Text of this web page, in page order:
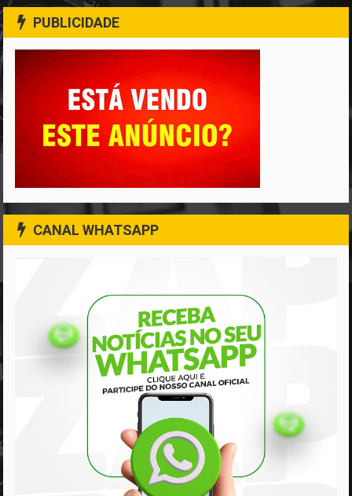
PUBLICIDADE
CANAL WHATSAPP